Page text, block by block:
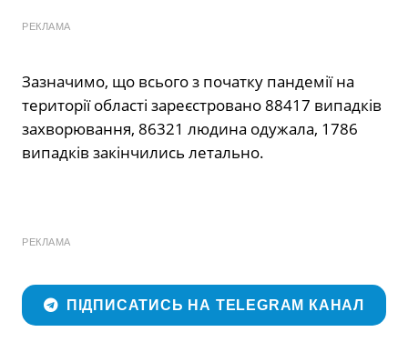
РЕКЛАМА
Зазначимо, що всього з початку пандемії на
території області зареєстровано 88417 випадків
захворювання, 86321 людина одужала, 1786
випадків закінчились летально.
РЕКЛАМА
ПІДПИСАТИСЬ НА TELEGRAM КАНАЛ